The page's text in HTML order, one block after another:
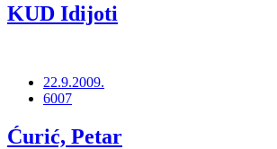
KUD Idijoti
22.9.2009.
6007
Ćurić, Petar